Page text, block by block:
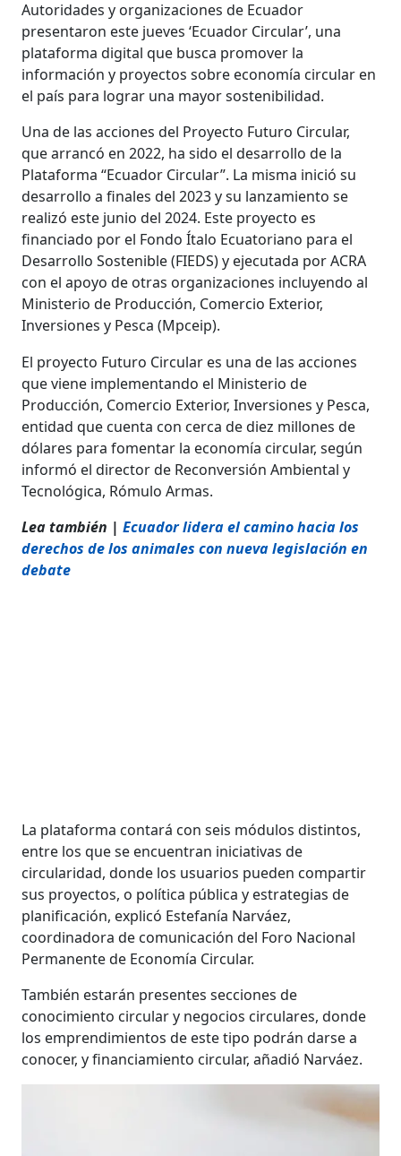
Autoridades y organizaciones de Ecuador
presentaron este jueves ‘Ecuador Circular’, una
plataforma digital que busca promover la
información y proyectos sobre economía circular en
el país para lograr una mayor sostenibilidad.
Una de las acciones del Proyecto Futuro Circular,
que arrancó en 2022, ha sido el desarrollo de la
Plataforma “Ecuador Circular”. La misma inició su
desarrollo a finales del 2023 y su lanzamiento se
realizó este junio del 2024. Este proyecto es
financiado por el Fondo Ítalo Ecuatoriano para el
Desarrollo Sostenible (FIEDS) y ejecutada por ACRA
con el apoyo de otras organizaciones incluyendo al
Ministerio de Producción, Comercio Exterior,
Inversiones y Pesca (Mpceip).
El proyecto Futuro Circular es una de las acciones
que viene implementando el Ministerio de
Producción, Comercio Exterior, Inversiones y Pesca,
entidad que cuenta con cerca de diez millones de
dólares para fomentar la economía circular, según
informó el director de Reconversión Ambiental y
Tecnológica, Rómulo Armas.
Lea también |Ecuador lidera el camino hacia los
derechos de los animales con nueva legislación en
debate
La plataforma contará con seis módulos distintos,
entre los que se encuentran iniciativas de
circularidad, donde los usuarios pueden compartir
sus proyectos, o política pública y estrategias de
planificación, explicó Estefanía Narváez,
coordinadora de comunicación del Foro Nacional
Permanente de Economía Circular.
También estarán presentes secciones de
conocimiento circular y negocios circulares, donde
los emprendimientos de este tipo podrán darse a
conocer, y financiamiento circular, añadió Narváez.